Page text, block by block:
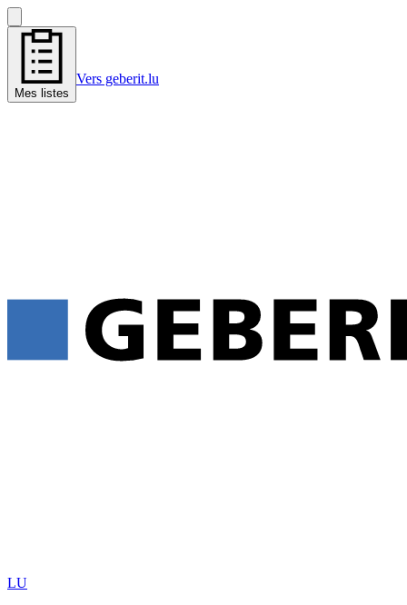
Mes listes
Vers geberit.lu
LU